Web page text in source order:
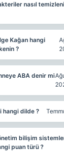
nasıl
Kağan hangi
?
ABA denir mi
hangi dilde ?
bilişim
puan türü ?